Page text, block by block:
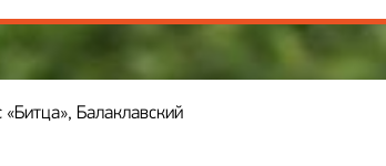
Балаклавский